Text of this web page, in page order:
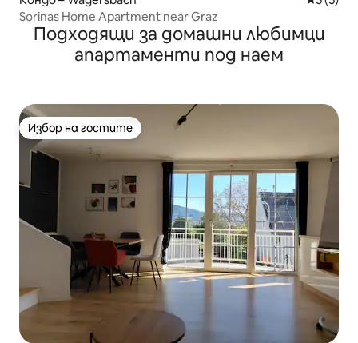
Sorinas Home Apartment near Graz
Подходящи за домашни любимци
апартаменти под наем
Избор на гостите
Избор на гостите